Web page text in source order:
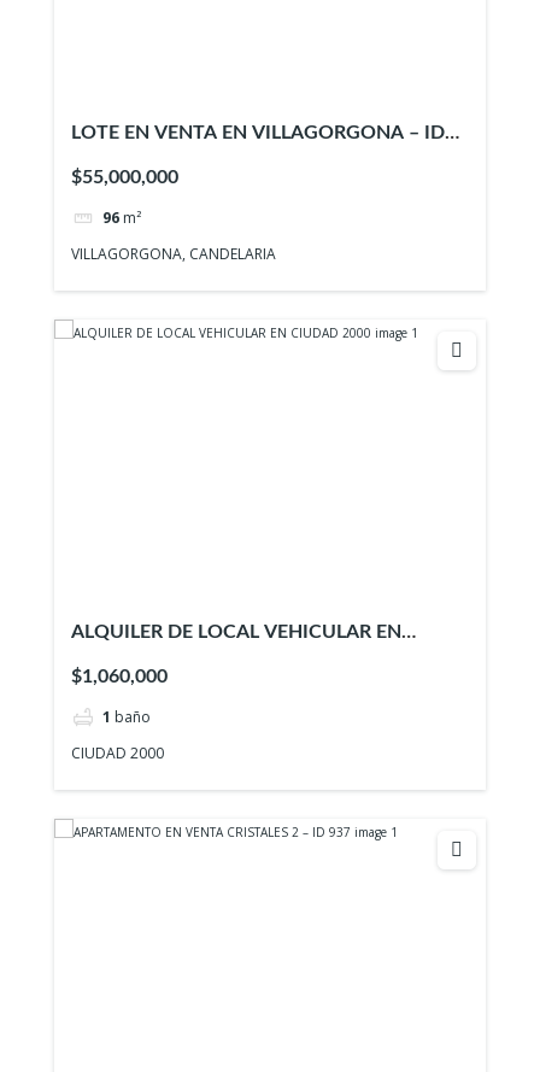
LOTE EN VENTA EN VILLAGORGONA – ID
$55,000,000
96 m²
VILLAGORGONA, CANDELARIA
ALQUILER DE LOCAL VEHICULAR EN
$1,060,000
1 baño
CIUDAD 2000